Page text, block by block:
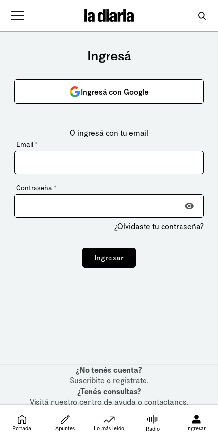
Ingresá
Ingresá con Google
O ingresá con tu email
Email *
Contraseña *
¿Olvidaste tu contraseña?
Ingresar
¿No tenés cuenta?
Suscribite o registrate.
¿Tenés consultas?
Visitá nuestrocentro de ayudaocontactanos.
Portada Apuntes Lo más leído Radio Ingresar